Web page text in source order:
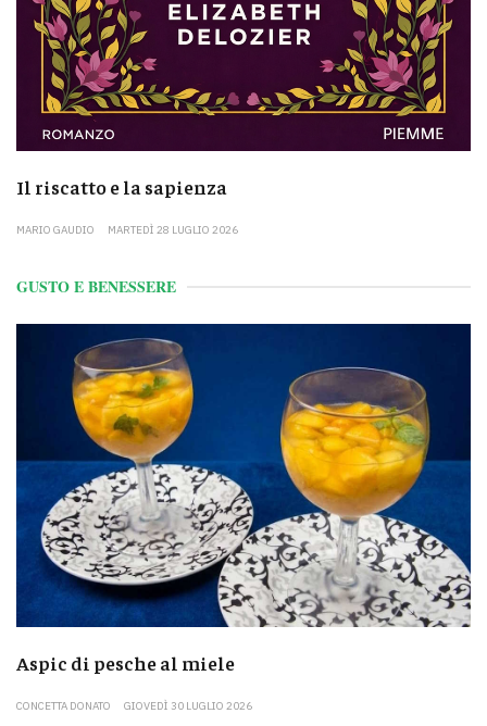
Il riscatto e la sapienza
MARIO GAUDIO MARTEDÌ 28 LUGLIO 2026
GUSTO E BENESSERE
Aspic di pesche al miele
CONCETTA DONATO GIOVEDÌ 30 LUGLIO 2026